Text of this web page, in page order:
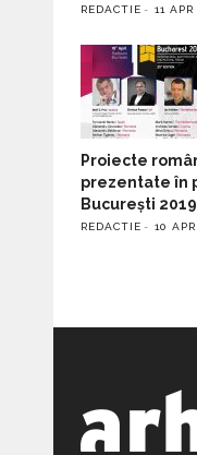
REDACTIE 11 APR
Proiecte
prezentate în
București 2019
REDACTIE 10